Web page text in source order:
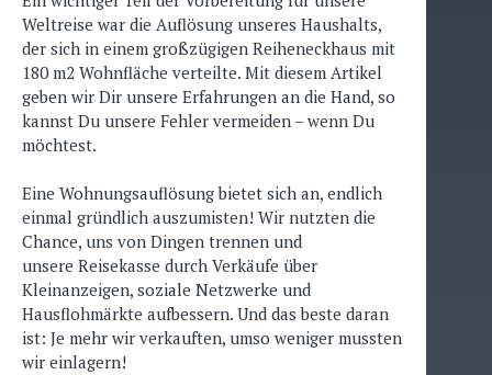
Weltreise war die Auflösung unseres Haushalts,
der sich in einem großzügigen Reiheneckhaus mit
180 m2 Wohnfläche verteilte. Mit diesem Artikel
geben wir Dir unsere Erfahrungen an die Hand, so
kannst Du unsere Fehler vermeiden – wenn Du
möchtest.
Eine Wohnungsauflösung bietet sich an, endlich
einmal gründlich auszumisten! Wir nutzten die
Chance, uns von Dingen trennen und
unsere Reisekasse durch Verkäufe über
Kleinanzeigen, soziale Netzwerke und
Hausflohmärkte aufbessern. Und das beste daran
ist: Je mehr wir verkauften, umso weniger mussten
wir einlagern!